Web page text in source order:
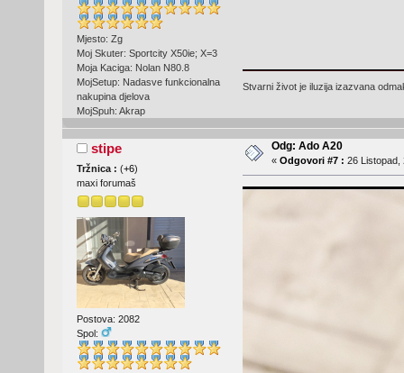
Mjesto: Zg
Moj Skuter: Sportcity X50ie; X=3
Moja Kaciga: Nolan N80.8
MojSetup: Nadasve funkcionalna
nakupina djelova
MojSpuh: Akrap
Stvarni život je iluzija izazvana
stipe
Tržnica : (+6)
maxi forumaš
Postova: 2082
Spol:
Odg: Ado A20
« Odgovori #7 : 26 Listopad,